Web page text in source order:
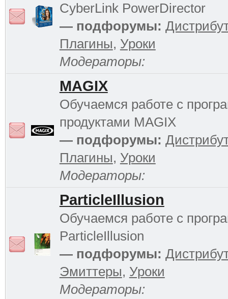
CyberLink PowerDirector
— подфорумы:
Плагины, Уроки
Модераторы:
MAGIX
Обучаемся работе с
продуктами MAGIX
— подфорумы:
Плагины, Уроки
Модераторы:
ParticleIllusion
Обучаемся работе с
ParticleIllusion
— подфорумы:
Эмиттеры, Уроки
Модераторы: